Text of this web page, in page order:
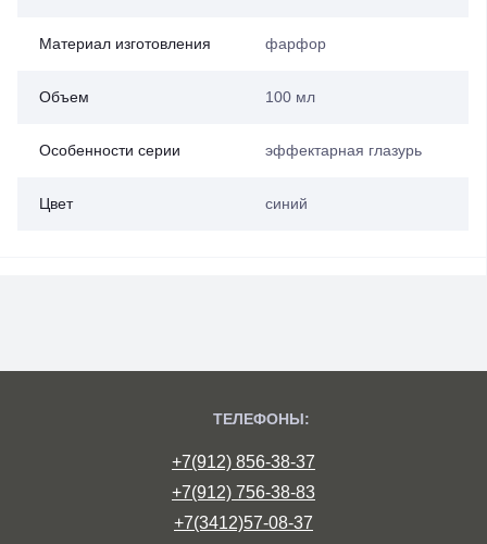
Материал изготовления фарфор
Объем 100 мл
Особенности серии эффектарная глазурь
Цвет синий
ТЕЛЕФОНЫ:
+7(912) 856-38-37
+7(912) 756-38-83
+7(3412)57-08-37